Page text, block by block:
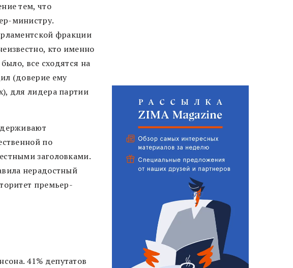
тем, что
министру.
фракции
кто именно
все сходятся на
(доверие ему
для лидера партии
по
заголовками.
нерадостный
премьер-
41% депутатов